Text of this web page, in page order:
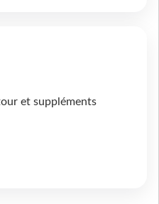
et suppléments